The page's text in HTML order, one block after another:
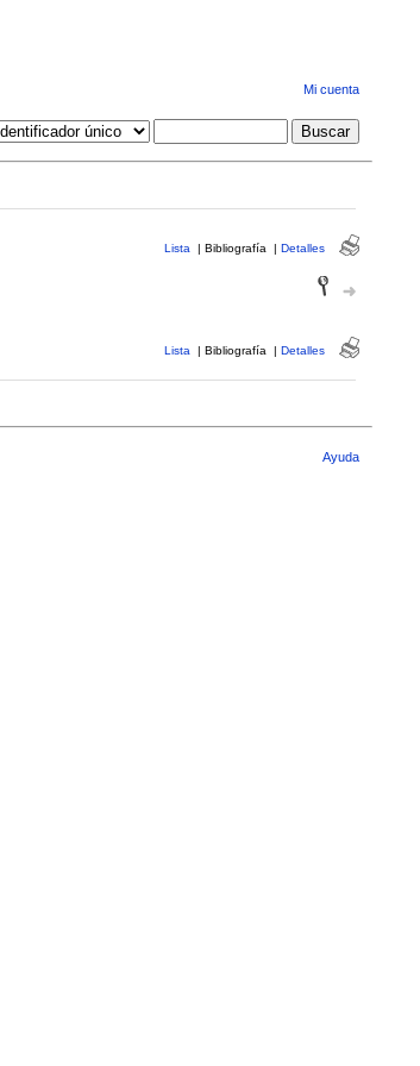
Mi cuenta
Lista | Bibliografía | Detalles
Lista | Bibliografía | Detalles
Ayuda